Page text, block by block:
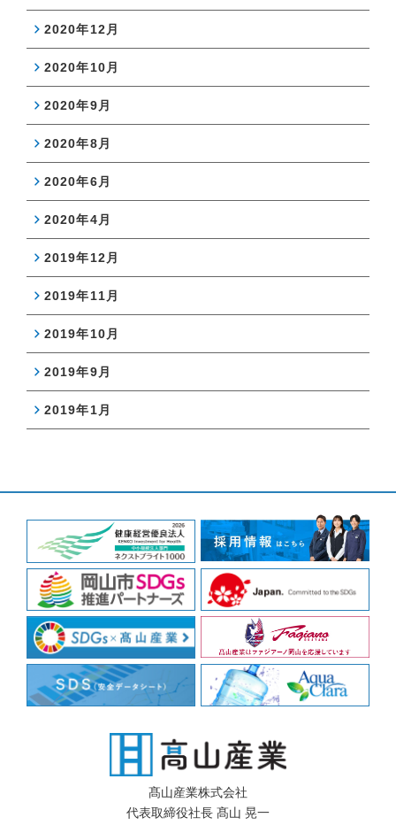
2020年12月
2020年10月
2020年9月
2020年8月
2020年6月
2020年4月
2019年12月
2019年11月
2019年10月
2019年9月
2019年1月
髙山産業株式会社
代表取締役社長 髙山 晃一